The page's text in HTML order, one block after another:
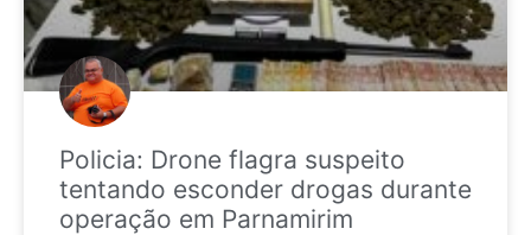
Policia: Drone flagra suspeito
tentando esconder drogas durante
operação em Parnamirim